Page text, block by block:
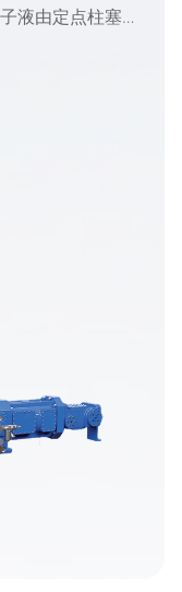
液由定点柱塞
漏，高压力大
及氢气储运、
氢能产业规模